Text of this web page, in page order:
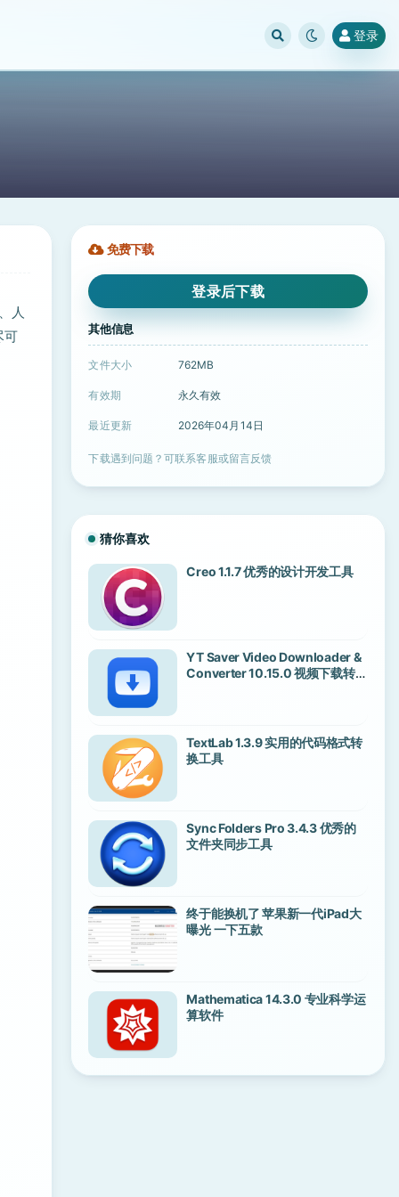
登录
人
可
免费下载
登录后下载
其他信息
文件大小 762MB
有效期 永久有效
最近更新 2026年04月14日
下载遇到问题？可联系客服或留言反馈
猜你喜欢
Creo 1.1.7 优秀的设计开发工具
YT Saver Video Downloader &
Converter 10.15.0 视频下载转换
TextLab 1.3.9 实用的代码格式转
换工具
Sync Folders Pro 3.4.3 优秀的
文件夹同步工具
终于能换机了 苹果新一代iPad大
曝光 一下五款
Mathematica 14.3.0 专业科学运
算软件